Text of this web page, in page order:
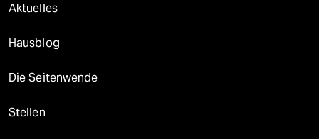
Aktuelles
Hausblog
Die Seitenwende
Stellen